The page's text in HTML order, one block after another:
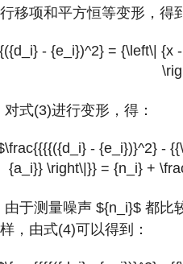
移项和平方恒等变形，得
- {e_i})^2} = {\left\| {x
对式(3)进行变形，得：
- {e_i})}^2} -
{a_i}} \right\|}} = {n_i} +
由于测量噪声 ${n_i}$ 都比
，由式(4)可以得到：